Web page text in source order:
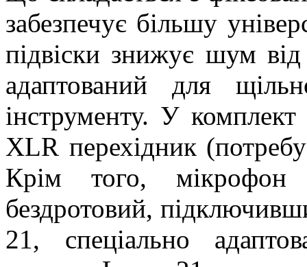
забезпечує більшу
підвіски знижує шум
адаптований для
інструменту. У комплект
XLR перехідник
Крім того, мікрофон
бездротовий,
21, спеціально